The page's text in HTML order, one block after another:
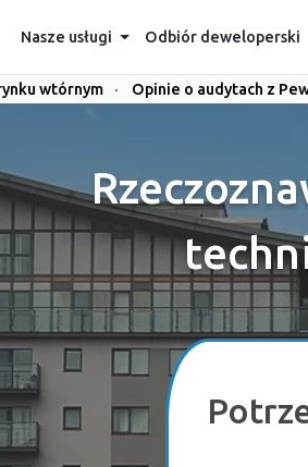
Nasze usługi Odbiór deweloperski
wtórnym · Opinie o audytach z